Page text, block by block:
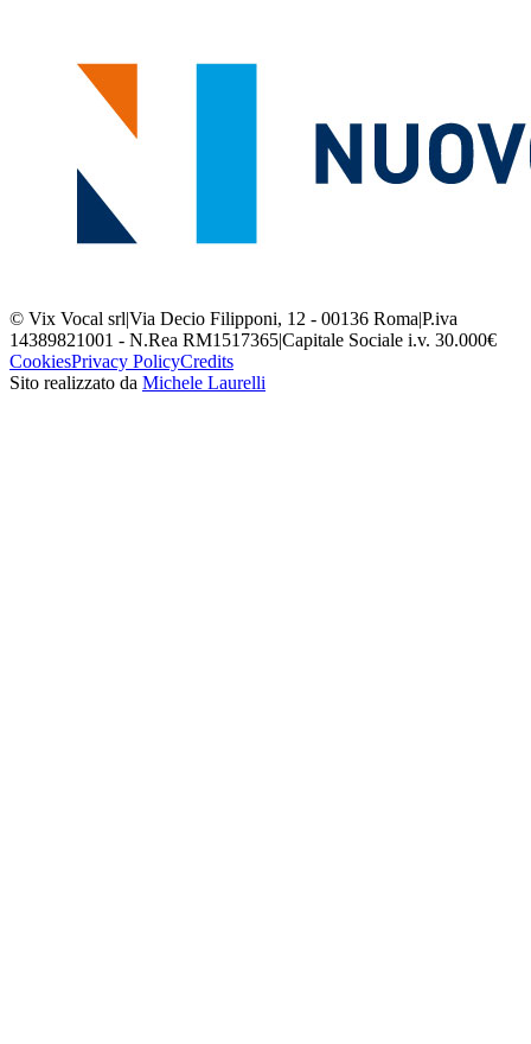
© Vix Vocal srlVia Decio Filipponi, 12 - 00136 RomaP.iva
14389821001 - N.Rea RM1517365Capitale Sociale i.v. 30.000€
CookiesPrivacy PolicyCredits
Sito realizzato da Michele Laurelli